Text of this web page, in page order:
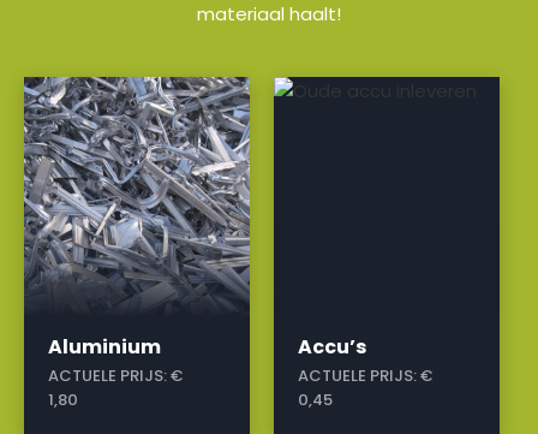
materiaal haalt!
Aluminium
ACTUELE PRIJS:€
1,80
a
Accu’s
ACTUELE PRIJS:€
0,45
a